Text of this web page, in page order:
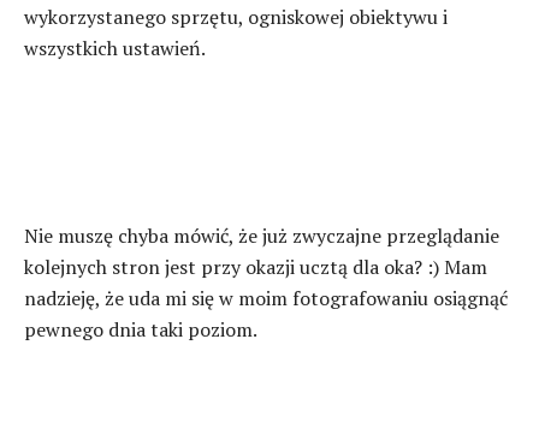
wykorzystanego sprzętu, ogniskowej obiektywu i
wszystkich ustawień.
Nie muszę chyba mówić, że już zwyczajne przeglądanie
kolejnych stron jest przy okazji ucztą dla oka? :) Mam
nadzieję, że uda mi się w moim fotografowaniu osiągnąć
pewnego dnia taki poziom.